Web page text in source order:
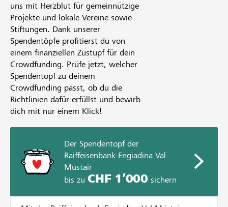
uns mit Herzblut für gemeinnützige
Projekte und lokale Vereine sowie
Stiftungen. Dank unserer
Spendentöpfe profitierst du von
einem finanziellen Zustupf für dein
Crowdfunding. Prüfe jetzt, welcher
Spendentopf zu deinem
Crowdfunding passt, ob du die
Richtlinien dafür erfüllst und bewirb
dich mit nur einem Klick!
Der Spendentopf der
Raiffeisenbank Engiadina Val
Müstair
bis zu CHF 1’000sichern